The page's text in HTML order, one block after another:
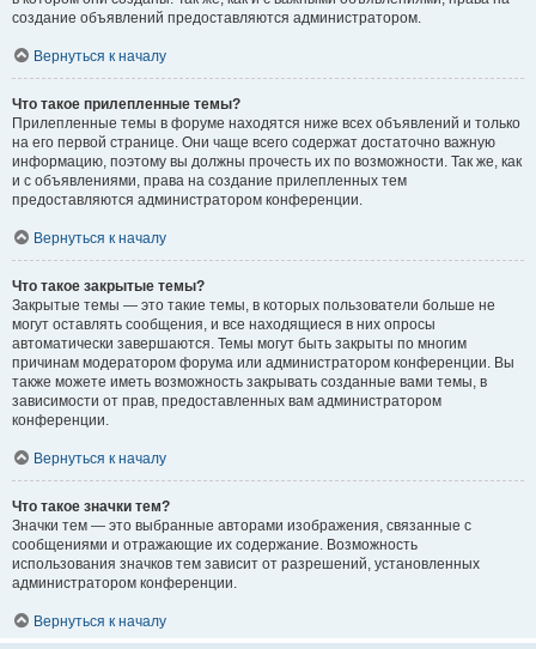
создание объявлений предоставляются администратором.
Вернуться к началу
Что такое прилепленные темы?
Прилепленные темы в форуме находятся ниже всех объявлений и только
на его первой странице. Они чаще всего содержат достаточно важную
информацию, поэтому вы должны прочесть их по возможности. Так же, как
и с объявлениями, права на создание прилепленных тем
предоставляются администратором конференции.
Вернуться к началу
Что такое закрытые темы?
Закрытые темы — это такие темы, в которых пользователи больше не
могут оставлять сообщения, и все находящиеся в них опросы
автоматически завершаются. Темы могут быть закрыты по многим
причинам модератором форума или администратором конференции. Вы
также можете иметь возможность закрывать созданные вами темы, в
зависимости от прав, предоставленных вам администратором
конференции.
Вернуться к началу
Что такое значки тем?
Значки тем — это выбранные авторами изображения, связанные с
сообщениями и отражающие их содержание. Возможность
использования значков тем зависит от разрешений, установленных
администратором конференции.
Вернуться к началу